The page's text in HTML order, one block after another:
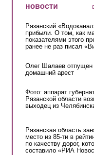
новости
Рязанский
прибыли. О том, как
показателями этого
ранее не раз писал
Олег Шалаев отпущен
домашний арест
Фото: аппарат
Рязанской области
выходец из
Рязанская область
место из 85-ти в
по качеству дорог,
составило «РИА